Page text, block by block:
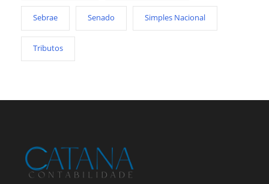
Sebrae Senado Simples Nacional
Tributos